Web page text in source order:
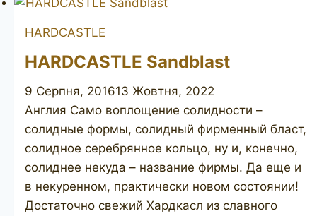
HARDCASTLE
HARDCASTLE Sandblast
9 Серпня, 201613 Жовтня, 2022
Англия Само воплощение солидности –
солидные формы, солидный фирменный бласт,
солидное серебрянное кольцо, ну и, конечно,
солиднее некуда – название фирмы. Да еще и
в некуренном, практически новом состоянии!
Достаточно свежий Хардкасл из славного